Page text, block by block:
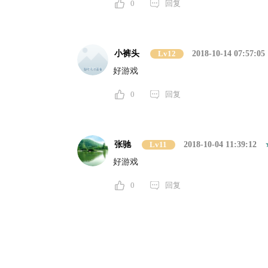
0 回复
小裤头 Lv12
2018-10-14 07:57:05
好游戏
0 回复
张驰 Lv11
2018-10-04 11:39:12
好游戏
0 回复